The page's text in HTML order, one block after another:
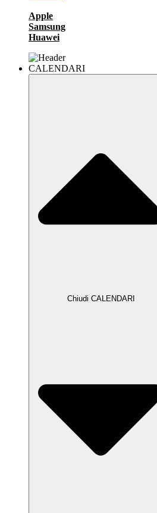
Apple
Samsung
Huawei
CALENDARI
Chiudi CALENDARI